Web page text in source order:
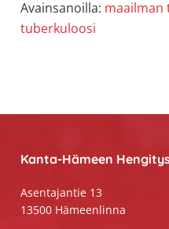
Avainsanoilla: maailman
tuberkuloosi
Kanta-Hämeen
Asentajantie 13
13500 Hämeenlinna